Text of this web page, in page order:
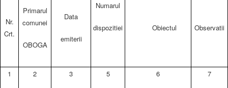
Nr.
Crt.
Primarul
comunei
OBOGA
Data
emiterii
Numarul
dispozitiei Obiectul Observatii
1 2 3 5 6 7